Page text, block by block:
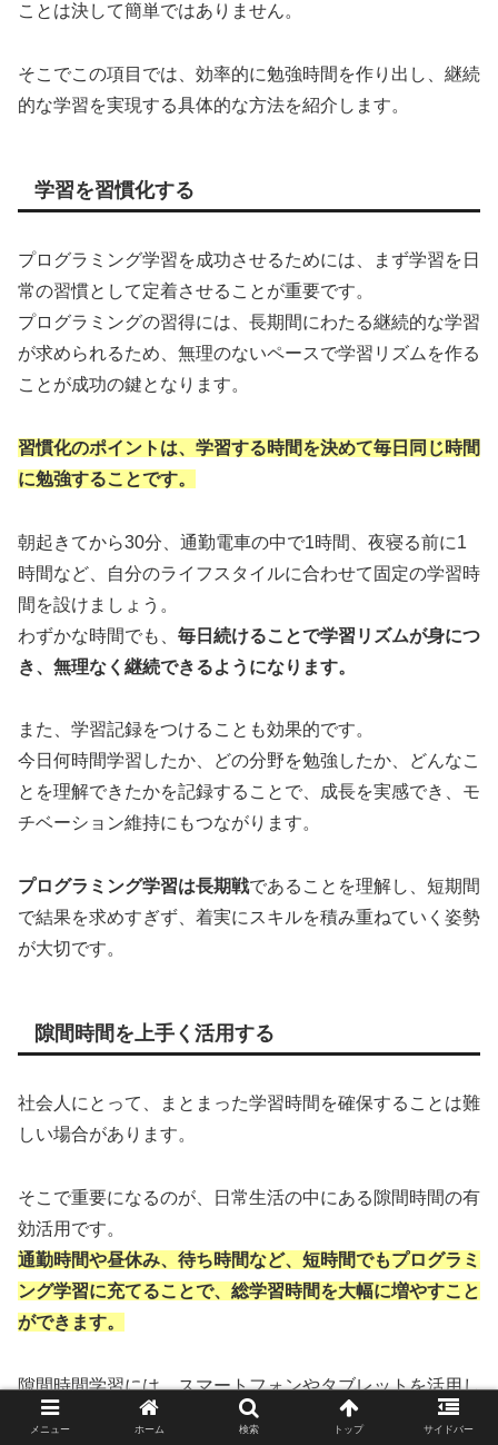
ことは決して簡単ではありません。
そこでこの項目では、効率的に勉強時間を作り出し、継続
的な学習を実現する具体的な方法を紹介します。
学習を習慣化する
プログラミング学習を成功させるためには、まず学習を日
常の習慣として定着させることが重要です。
プログラミングの習得には、長期間にわたる継続的な学習
が求められるため、無理のないペースで学習リズムを作る
ことが成功の鍵となります。
習慣化のポイントは、学習する時間を決めて毎日同じ時間
に勉強することです。
朝起きてから30分、通勤電車の中で1時間、夜寝る前に1
時間など、自分のライフスタイルに合わせて固定の学習時
間を設けましょう。
わずかな時間でも、 毎日続けることで学習リズムが身につ
き、無理なく継続できるようになります。
また、学習記録をつけることも効果的です。
今日何時間学習したか、どの分野を勉強したか、どんなこ
とを理解できたかを記録することで、成長を実感でき、モ
チベーション維持にもつながります。
プログラミング学習は長期戦であることを理解し、短期間
で結果を求めすぎず、着実にスキルを積み重ねていく姿勢
が大切です。
隙間時間を上手く活用する
社会人にとって、まとまった学習時間を確保することは難
しい場合があります。
そこで重要になるのが、日常生活の中にある隙間時間の有
効活用です。
通勤時間や昼休み、待ち時間など、短時間でもプログラミ
ング学習に充てることで、総学習時間を大幅に増やすこと
ができます。
隙間時間学習には、スマートフォンやタブレットを活用し
た学習方法がおすすめです。
メニュー ホーム 検索 トップ サイドバー